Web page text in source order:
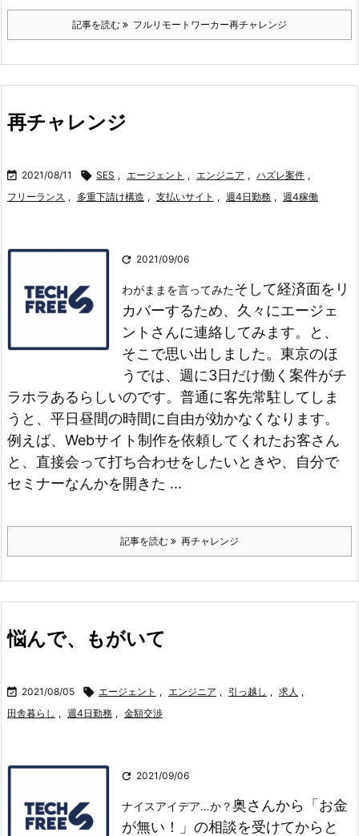
記事を読む フルリモートワーカー再チャレンジ
再チャレンジ
 2021/08/11  SES , エージェント , エンジニア , ハズレ案件 ,
フリーランス , 多重下請け構造 , 支払いサイト , 週4日勤務 , 週4稼働
 2021/09/06
わがままを言ってみたそして経済面をリ
カバーするため、久々にエージェ
ントさんに連絡してみます。
と、
そこで思い出しました。東京のほ
うでは、週に3日だけ働く案件がチ
ラホラあるらしいのです。 普通に客先常駐してしま
うと、平日昼間の時間に自由が効かなくなります。
例えば、Webサイト制作を依頼してくれたお客さん
と、直接会って打ち合わせをしたいときや、自分で
セミナーなんかを開きた ...
記事を読む 再チャレンジ
悩んで、もがいて
 2021/08/05  エージェント , エンジニア , 引っ越し , 求人 ,
田舎暮らし , 週4日勤務 , 金額交渉
 2021/09/06
ナイスアイデア…か？奥さんから「お金
が無い！」の相談を受けてからと